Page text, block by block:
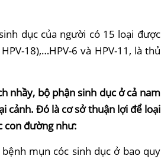
dục của người có 15 loại được
18),…HPV-6 và HPV-11, là thủ
nhầy, bộ phận sinh dục ở cả nam
cảnh. Đó là cơ sở thuận lợi để loại
con đường như:
mụn cóc sinh dục ở bao quy